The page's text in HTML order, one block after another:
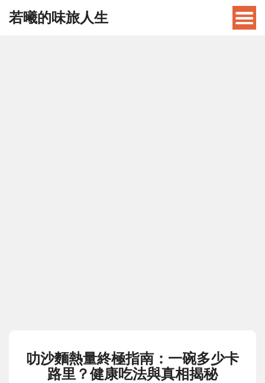
若曦的味旅人生
叻沙麵熱量終極指南：一碗多少卡
路里？健康吃法與真相揭秘